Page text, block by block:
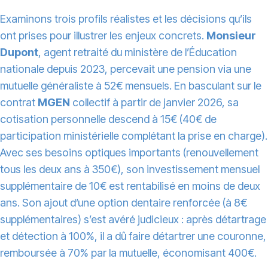
Examinons trois profils réalistes et les décisions qu’ils
ont prises pour illustrer les enjeux concrets. Monsieur
Dupont, agent retraité du ministère de l’Éducation
nationale depuis 2023, percevait une pension via une
mutuelle généraliste à 52€ mensuels. En basculant sur le
contrat MGEN collectif à partir de janvier 2026, sa
cotisation personnelle descend à 15€ (40€ de
participation ministérielle complétant la prise en charge).
Avec ses besoins optiques importants (renouvellement
tous les deux ans à 350€), son investissement mensuel
supplémentaire de 10€ est rentabilisé en moins de deux
ans. Son ajout d’une option dentaire renforcée (à 8€
supplémentaires) s’est avéré judicieux : après détartrage
et détection à 100%, il a dû faire détartrer une couronne,
remboursée à 70% par la mutuelle, économisant 400€.